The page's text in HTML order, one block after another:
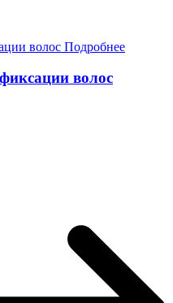
Подробнее
волос